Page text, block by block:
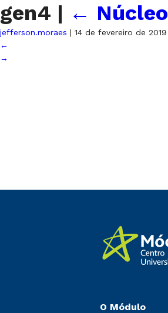
gen4 | ←
jefferson.moraes | 14 de fevereiro de 2019
←
→
O Módulo